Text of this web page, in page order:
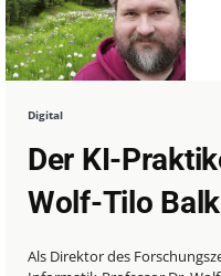
Digital
Der KI-
Wolf-Tilo
Als Direktor des